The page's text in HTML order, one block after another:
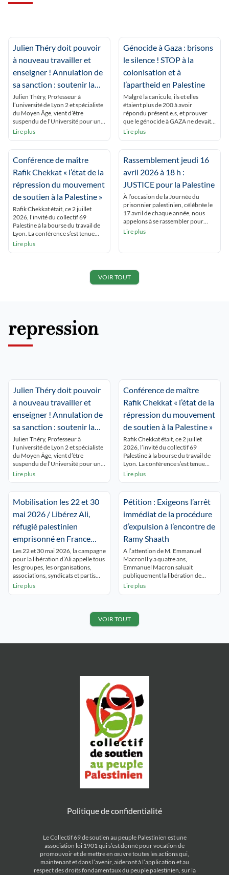
Julien Théry doit pouvoir
à nouveau travailler et
enseigner ! Annulation de
sa sanction : soutenir la
Palestine n’est pas un
crime !
Julien Théry, Professeur à
l’université de Lyon 2 et spécialiste
du Moyen Âge, vient d’être
suspendu de l’Université pour une
durée de 18 mois, sans pouvoir
toucher son salaire. Ses crimes ?
dans le Figaro et appelé au boycott
des personnalités signataires ;
Lire plus
Génocide à Gaza : brisons
le silence ! STOP à la
colonisation et à
l’apartheid en Palestine
Malgré la canicule, ils et elles
étaient plus de 200 à avoir
répondu présent.e.s, et prouver
que le génocide à GAZA ne devait
pas être oublié ! Ils et elles
voulaient aussi dénoncer de
Enfin, ils se sont montré solidaires
des militants réprimés pour leur
Lire plus
Conférence de maître
Rafik Chekkat « l’état de la
répression du mouvement
de soutien à la Palestine »
Rafik Chekkat était, ce 2 juillet
2026, l’invité du collectif 69
Palestine à la bourse du travail de
Lyon. La conférence s’est tenue
devant une assistance nombreuse
et attentive Le quotidien de Rafik
colloques annulés, les fermetures
Lire plus
Rassemblement jeudi 16
avril 2026 à 18 h :
JUSTICE pour la Palestine
À l’occasion de la Journée du
prisonnier palestinien, célébrée le
17 avril de chaque année, nous
appelons à se rassembler pour
rendre hommage à tous les
prisonniers palestiniens en
les barreaux israéliens. Dans la
terreur coloniale en Cisjordanie, la
situation des prisonnières et
prisonniers palestiniens est […]
Lire plus
VOIR TOUT
repression
Julien Théry doit pouvoir
à nouveau travailler et
enseigner ! Annulation de
sa sanction : soutenir la
Palestine n’est pas un
crime !
Julien Théry, Professeur à
l’université de Lyon 2 et spécialiste
du Moyen Âge, vient d’être
suspendu de l’Université pour une
durée de 18 mois, sans pouvoir
toucher son salaire. Ses crimes ?
dans le Figaro et appelé au boycott
des personnalités signataires ;
avoir constamment dénoncé […]
Lire plus
Conférence de maître
Rafik Chekkat « l’état de la
répression du mouvement
de soutien à la Palestine »
Rafik Chekkat était, ce 2 juillet
2026, l’invité du collectif 69
Palestine à la bourse du travail de
Lyon. La conférence s’est tenue
devant une assistance nombreuse
et attentive Le quotidien de Rafik
colloques annulés, les fermetures
de lieux de culte, les
rassemblements empêchés, les […]
Lire plus
Mobilisation les 22 et 30
mai 2026 / Libérez Ali,
réfugié palestinien
emprisonné en France
depuis 2 ans!
Les 22 et 30 mai 2026, la campagne
pour la libération d’Ali appelle tous
les groupes, les organisations,
associations, syndicats et partis
solidaires de la Palestine et en lutte
libération immédiate d’Ali, la fin de
Lire plus
Pétition : Exigeons l’arrêt
immédiat de la procédure
d’expulsion à l’encontre de
Ramy Shaath
A l’attention de M. Emmanuel
MacronIl y a quatre ans,
Emmanuel Macron saluait
publiquement la libération de
Ramy Shaath des prisons
ceux qui ont joué un rôle positif
dans cet heureux dénouement ». La
Lire plus
VOIR TOUT
Politique de confidentialité
Le Collectif 69 de soutien au peuple Palestinien est une
association loi 1901 qui s’est donné pour vocation de
promouvoir et de mettre en œuvre toutes les actions qui,
maintenant et dans l’avenir, aideront à l’application et au
respect des droits fondamentaux du peuple palestinien, sur la